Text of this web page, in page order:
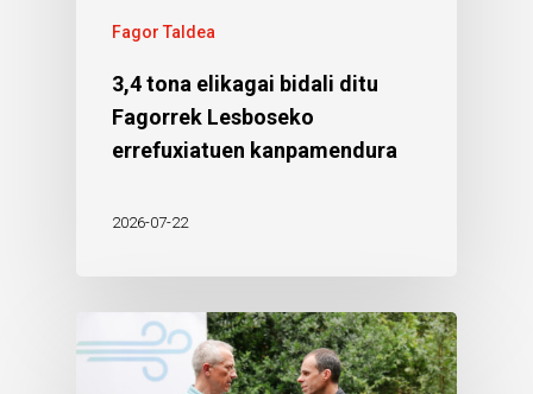
Fagor Taldea
3,4 tona elikagai bidali ditu
Fagorrek Lesboseko
errefuxiatuen kanpamendura
2026-07-22